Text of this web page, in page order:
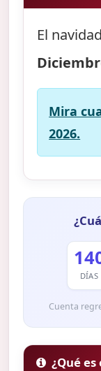
El
Mira
2026.
DÍAS
Cuenta
¿Qué